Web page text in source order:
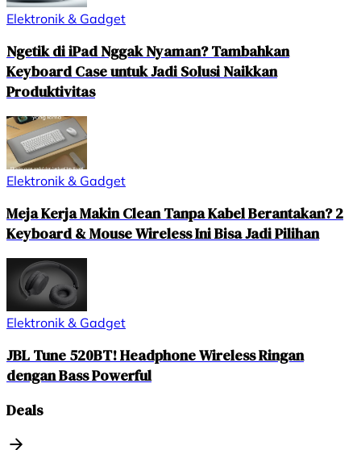
Elektronik & Gadget
Ngetik di iPad Nggak Nyaman? Tambahkan
Keyboard Case untuk Jadi Solusi Naikkan
Produktivitas
Elektronik & Gadget
Meja Kerja Makin Clean Tanpa Kabel Berantakan? 2
Keyboard & Mouse Wireless Ini Bisa Jadi Pilihan
Elektronik & Gadget
JBL Tune 520BT! Headphone Wireless Ringan
dengan Bass Powerful
Deals